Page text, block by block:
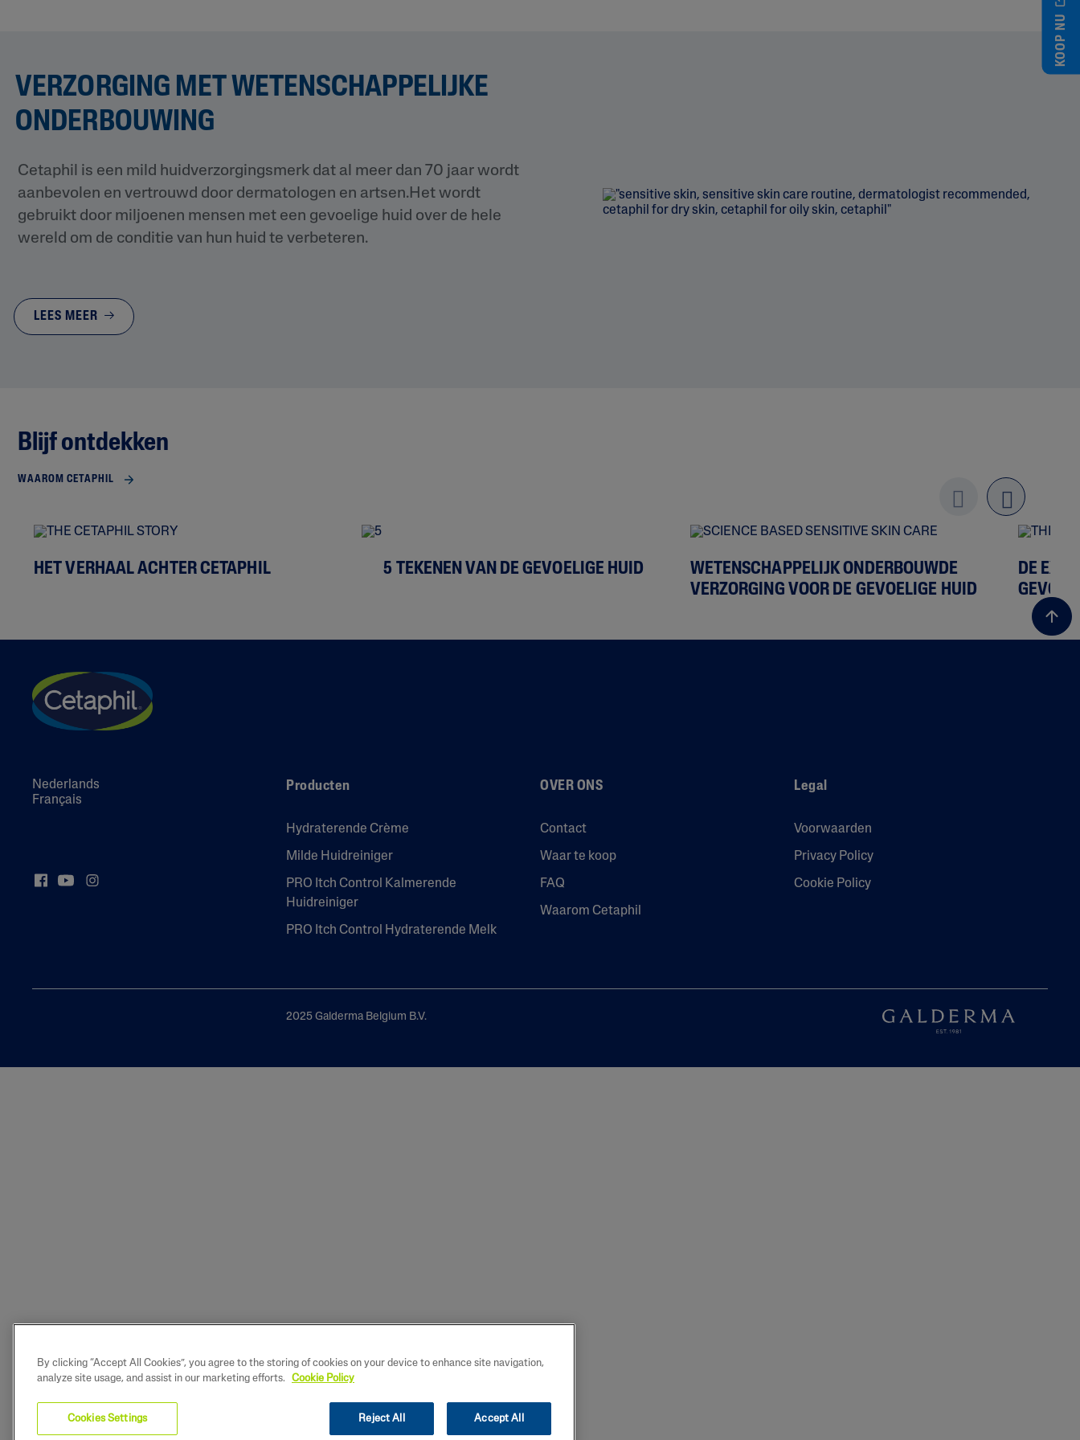
VERZORGING MET WETENSCHAPPELIJKE
ONDERBOUWING
Cetaphil is een mild huidverzorgingsmerk dat al meer dan 70 jaar wordt
aanbevolen en vertrouwd door dermatologen en artsen.Het wordt
gebruikt door miljoenen mensen met een gevoelige huid over de hele
wereld om de conditie van hun huid te verbeteren.
LEES MEER
Blijf ontdekken
WAAROM CETAPHIL
next
HET VERHAAL ACHTER CETAPHIL 5 TEKENEN VAN DE GEVOELIGE HUID
WETENSCHAPPELIJK ONDERBOUWDE
VERZORGING VOOR DE GEVOELIGE HUID
DE
KOOP NU
Nederlands
Français
Producten
Hydraterende Crème
Milde Huidreiniger
PRO Itch Control Kalmerende
Huidreiniger
PRO Itch Control Hydraterende Melk
OVER ONS
Contact
Waar te koop
FAQ
Waarom Cetaphil
Legal
Voorwaarden
Privacy Policy
Cookie Policy
2025 Galderma Belgium B.V.
By clicking “Accept All Cookies”, you agree to the storing of cookies on your device to enhance site navigation,
analyze site usage, and assist in our marketing efforts.
Cookie Policy
Cookies Settings Reject All Accept All